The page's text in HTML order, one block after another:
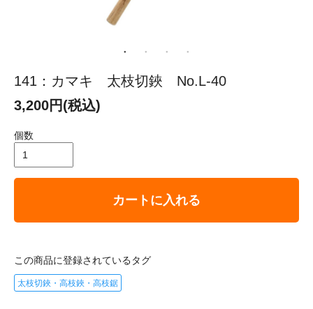
141：カマキ 太枝切鋏 No.L-40
3,200円(税込)
個数
カートに入れる
この商品に登録されているタグ
太枝切鋏・高枝鋏・高枝鋸